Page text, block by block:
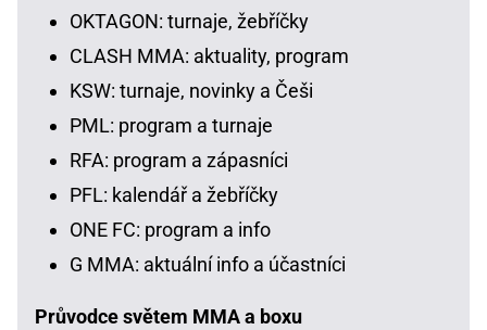
OKTAGON: turnaje, žebříčky
CLASH MMA: aktuality, program
KSW: turnaje, novinky a Češi
PML: program a turnaje
RFA: program a zápasníci
PFL: kalendář a žebříčky
ONE FC: program a info
G MMA: aktuální info a účastníci
Průvodce světem MMA a boxu